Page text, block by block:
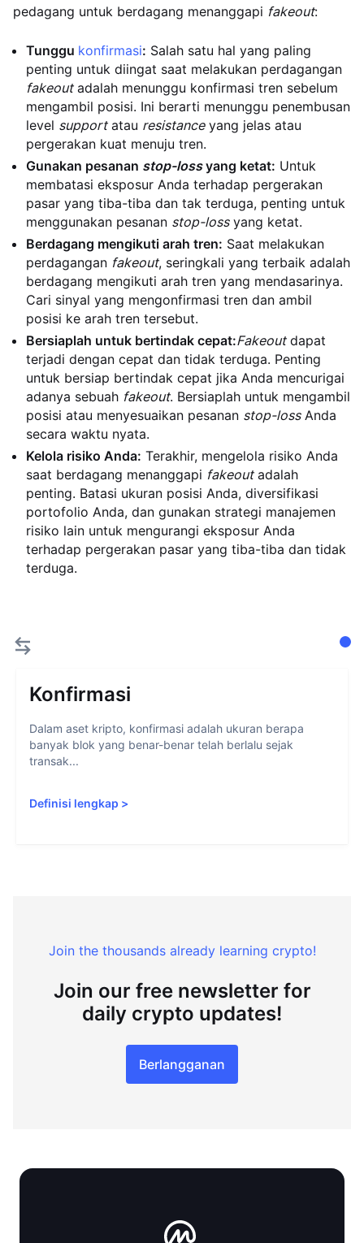
pedagang untuk berdagang menanggapi fakeout:
Tunggu konfirmasi: Salah satu hal yang paling
penting untuk diingat saat melakukan perdagangan
fakeoutadalah menunggu konfirmasi tren sebelum
mengambil posisi. Ini berarti menunggu penembusan
level supportatau resistanceyang jelas atau
pergerakan kuat menuju tren.
Gunakan pesanan stop-lossyang ketat: Untuk
membatasi eksposur Anda terhadap pergerakan
pasar yang tiba-tiba dan tak terduga, penting untuk
menggunakan pesanan stop-lossyang ketat.
Berdagang mengikuti arah tren: Saat melakukan
perdagangan fakeout, seringkali yang terbaik adalah
berdagang mengikuti arah tren yang mendasarinya.
Cari sinyal yang mengonfirmasi tren dan ambil
posisi ke arah tren tersebut.
Bersiaplah untuk bertindak cepat:Fakeoutdapat
terjadi dengan cepat dan tidak terduga. Penting
untuk bersiap bertindak cepat jika Anda mencurigai
adanya sebuah fakeout. Bersiaplah untuk mengambil
posisi atau menyesuaikan pesanan stop-lossAnda
secara waktu nyata.
Kelola risiko Anda: Terakhir, mengelola risiko Anda
saat berdagang menanggapi fakeoutadalah
penting. Batasi ukuran posisi Anda, diversifikasi
portofolio Anda, dan gunakan strategi manajemen
risiko lain untuk mengurangi eksposur Anda
terhadap pergerakan pasar yang tiba-tiba dan tidak
terduga.
Konfirmasi
Dalam aset kripto, konfirmasi adalah ukuran berapa
banyak blok yang benar-benar telah berlalu sejak
transak...
Definisi lengkap >
Join the thousands already learning crypto!
Join our free newsletter for
daily crypto updates!
Berlangganan